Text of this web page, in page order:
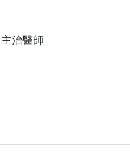
治醫師